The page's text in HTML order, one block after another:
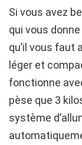
Si vous avez
qui vous
qu’il vous faut
léger et
fonctionne
pèse que 3
système